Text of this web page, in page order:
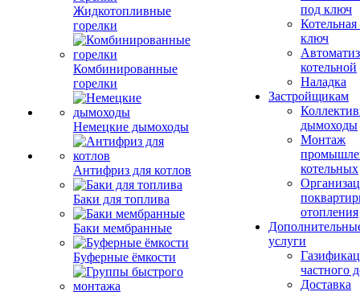
Жидкотопливные
горелки
Комбинированные
горелки
Немецкие дымоходы
Антифриз для котлов
Баки для топлива
Баки мембранные
Буферные ёмкости
под ключ
ключ
котельной
Наладка
Застройщикам
дымоходы
Монтаж
котельных
отопления
услуги
частного
Доставка